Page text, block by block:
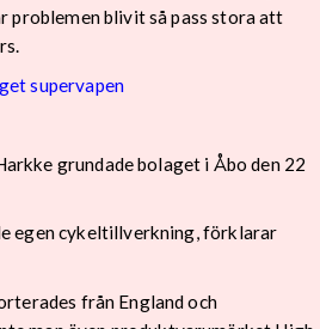
problemen blivit så pass stora att
supervapen
grundade bolaget i Åbo den 22
egen cykeltillverkning, förklarar
från England och